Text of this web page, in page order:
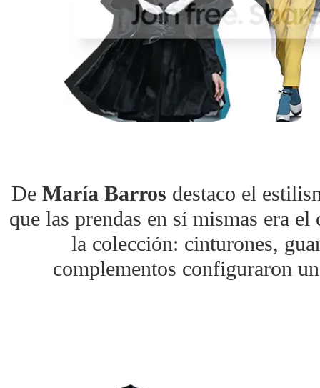
De María Barros destaco el
que las prendas en sí mismas era
la colección: cinturones,
complementos configuraron